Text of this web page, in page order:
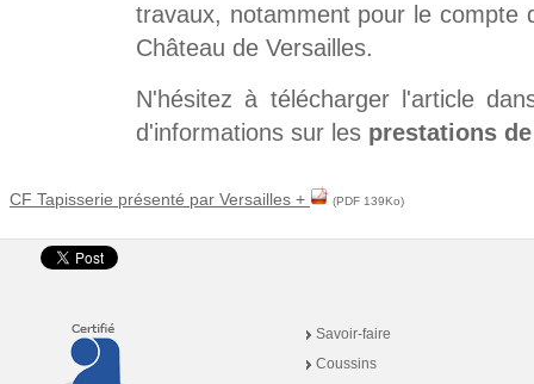
travaux, notamment pour le compte
Château de Versailles.
N'hésitez à télécharger l'article
d'informations sur les prestations
CF Tapisserie présenté par Versailles + (PDF 139Ko)
Savoir-faire
Coussins